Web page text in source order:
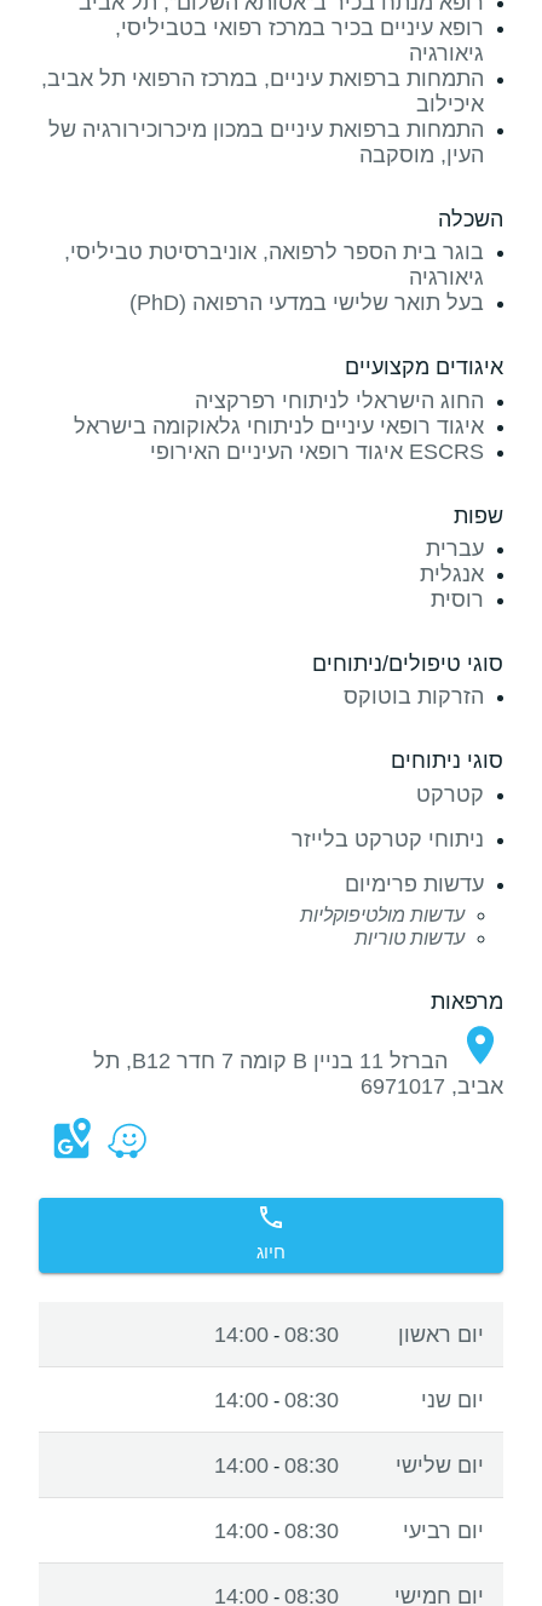
רופא עיניים בכיר במרכז רפואי בטביליסי,
גיאורגיה
התמחות ברפואת עיניים, במרכז הרפואי תל אביב,
איכילוב
התמחות ברפואת עיניים במכון מיכרוכירורגיה של
העין, מוסקבה
השכלה
בוגר בית הספר לרפואה, אוניברסיטת טביליסי,
גיאורגיה
בעל תואר שלישי במדעי הרפואה (PhD)
איגודים מקצועיים
החוג הישראלי לניתוחי רפרקציה
איגוד רופאי עיניים לניתוחי גלאוקומה בישראל
ESCRS איגוד רופאי העיניים האירופי
שפות
עברית
אנגלית
רוסית
סוגי טיפולים/ניתוחים
הזרקות בוטוקס
סוגי ניתוחים
קטרקט
ניתוחי קטרקט בלייזר
עדשות פרימיום
עדשות מולטיפוקליות
עדשות טוריות
מרפאות
הברזל 11 בניין B קומה 7 חדר B12, תל
אביב, 6971017
חיוג
יום ראשון 08:30
-
14:00
יום שני 08:30
-
14:00
יום שלישי 08:30
-
14:00
יום רביעי 08:30
-
14:00
יום חמישי 08:30
-
14:00